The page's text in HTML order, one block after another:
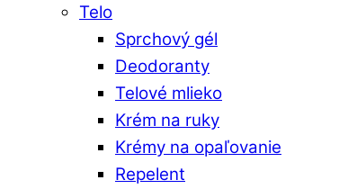
Telo
Sprchový gél
Deodoranty
Telové mlieko
Krém na ruky
Krémy na opaľovanie
Repelent